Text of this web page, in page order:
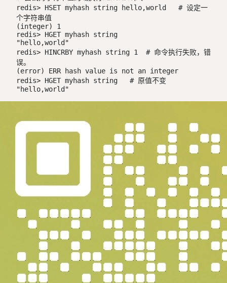
redis> HSET myhash string hello,world   # 设定一
个字符串值
(integer) 1
redis> HGET myhash string
"hello,world"
redis> HINCRBY myhash string 1  # 命令执行失败，错
误。
(error) ERR hash value is not an integer
redis> HGET myhash string   # 原值不变
"hello,world"